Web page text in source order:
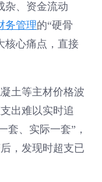
杂、资金流动
务管理的“硬骨
核心痛点，直接
凝土等主材价格波
出难以实时追
套、实际一套”，
，发现时超支已